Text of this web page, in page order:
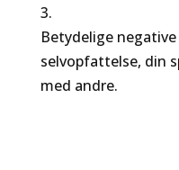
3.
Betydelige
selvopfattelse, din
med andre.